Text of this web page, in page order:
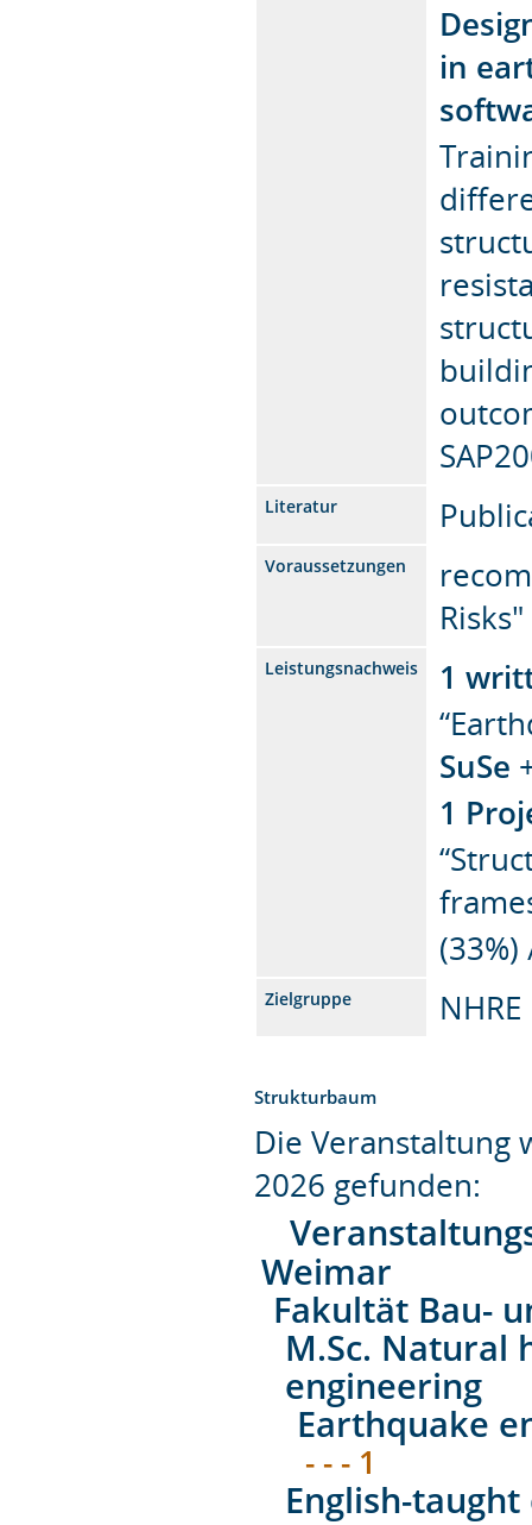
in
Literatur
Voraussetzungen
Leistungsnachweis
1
SuSe
1
Zielgruppe NHRE
Strukturbaum
Die Veranstaltung
2026 gefunden:
Weimar
Fakultät Bau-
M.Sc. Natural
engineering
Earthquake
- - - 1
English-